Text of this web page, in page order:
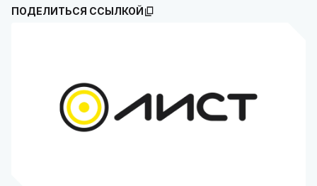
ПОДЕЛИТЬСЯ ССЫЛКОЙ